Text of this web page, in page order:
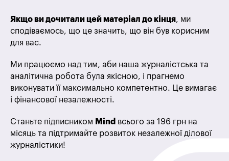
Якщо ви дочитали цей матеріал до кінця, ми
сподіваємось, що це значить, що він був корисним
для вас.
Ми працюємо над тим, аби наша журналістська та
аналітична робота була якісною, і прагнемо
виконувати її максимально компетентно. Це вимагає
і фінансової незалежності.
Станьте підписником Mind всього за 196 грн на
місяць та підтримайте розвиток незалежної ділової
журналістики!